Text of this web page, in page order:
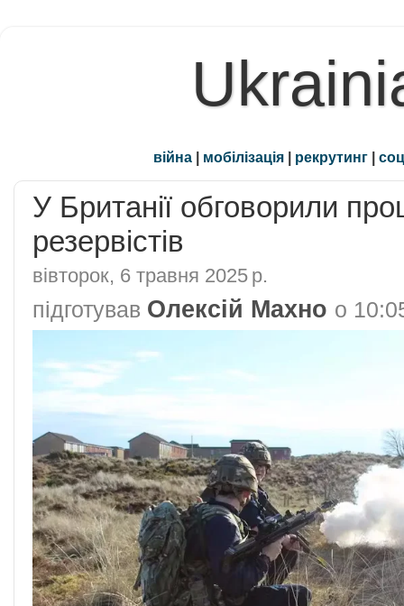
війна | мобілізація | рекрутинг |
У Британії обговорили
резервістів
вівторок, 6 травня 2025 р.
підготував Олексій Махно о